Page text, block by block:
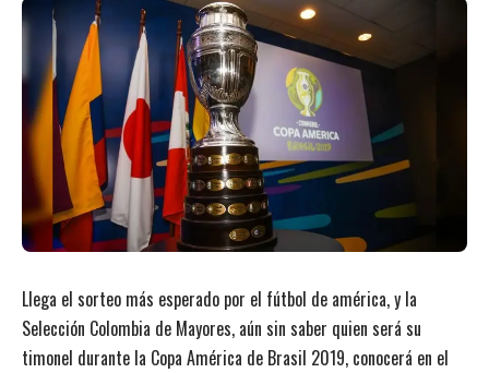
Llega el sorteo más esperado por el fútbol de américa, y la
Selección Colombia de Mayores, aún sin saber quien será su
timonel durante la Copa América de Brasil 2019, conocerá en el